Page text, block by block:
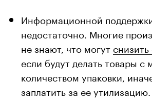
Информационной
недостаточно. Многие
не знают, что могут
если будут делать товары
количеством упаковки,
заплатить за ее утилизацию.